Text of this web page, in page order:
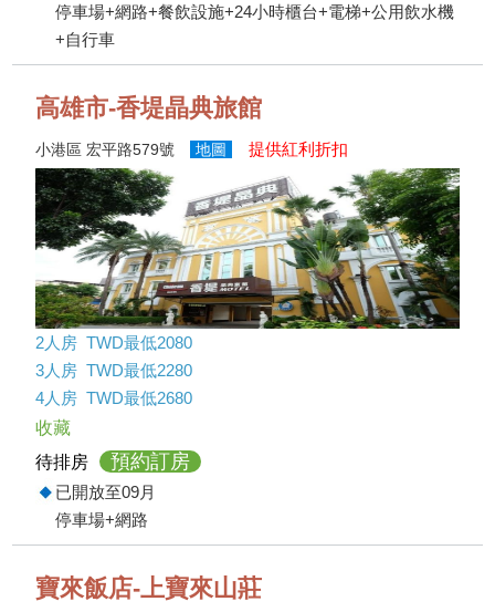
停車場+網路+餐飲設施+24小時櫃台+電梯+公用飲水機
+自行車
高雄市-香堤晶典旅館
小港區 宏平路579號 地圖 提供紅利折扣
2人房 TWD最低2080
3人房 TWD最低2280
4人房 TWD最低2680
收藏
待排房
預約訂房
已開放至09月
停車場+網路
寶來飯店-上寶來山莊